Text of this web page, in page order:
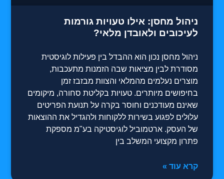
ניהול מחסן: אילו טעויות גורמות
לעיכובים ולאובדן מלאי?
ניהול מחסן נכון הוא ההבדל בין פעילות לוגיסטית
מסודרת לבין מציאות שבה הזמנות מתעכבות,
מוצרים נעלמים מהמלאי והצוות מבזבז זמן
בחיפושים מיותרים. טעויות בקליטת סחורה, מיקומים
שאינם מעודכנים וחוסר בקרה על תנועת הפריטים
עלולים לפגוע בשירות ללקוחות ולהגדיל את ההוצאות
של העסק. ארטמוביל לוגיסטיקה בע"מ מספקת
פתרון מקצועי המשלב בין
קרא עוד »